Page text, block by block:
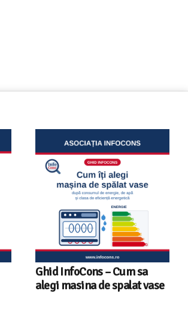
Sunetul la televizor- 8
sfaturi utile ca să auzi clar